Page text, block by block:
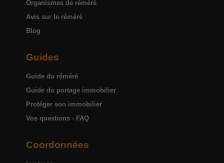
Organismes de réméré
Avis sur le réméré
Blog
Guides
Guide du réméré
Guide du portage immobilier
Protéger son immobilier
Vos questions - FAQ
Coordonnées